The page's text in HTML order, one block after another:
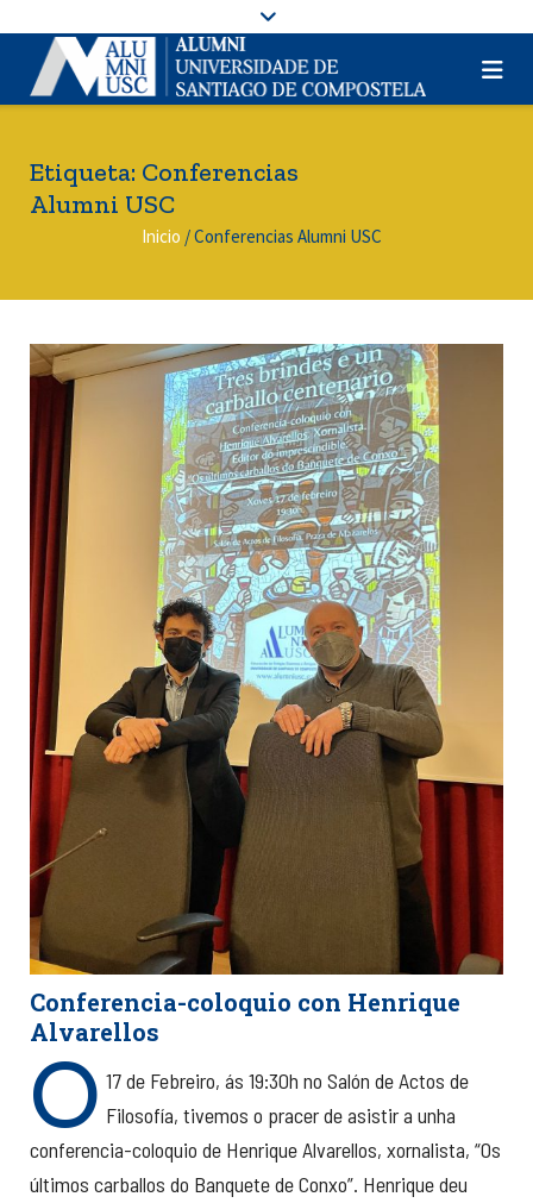
Etiqueta: Conferencias
Alumni USC
Inicio /Conferencias Alumni USC
Conferencia-coloquio con Henrique
Alvarellos
O 17 de Febreiro, ás 19:30h no Salón de Actos de
Filosofía, tivemos o pracer de asistir a unha
conferencia-coloquio de Henrique Alvarellos, xornalista, “Os
últimos carballos do Banquete de Conxo”. Henrique deu